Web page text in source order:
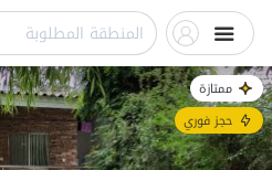
ممتازة
حجز فوري